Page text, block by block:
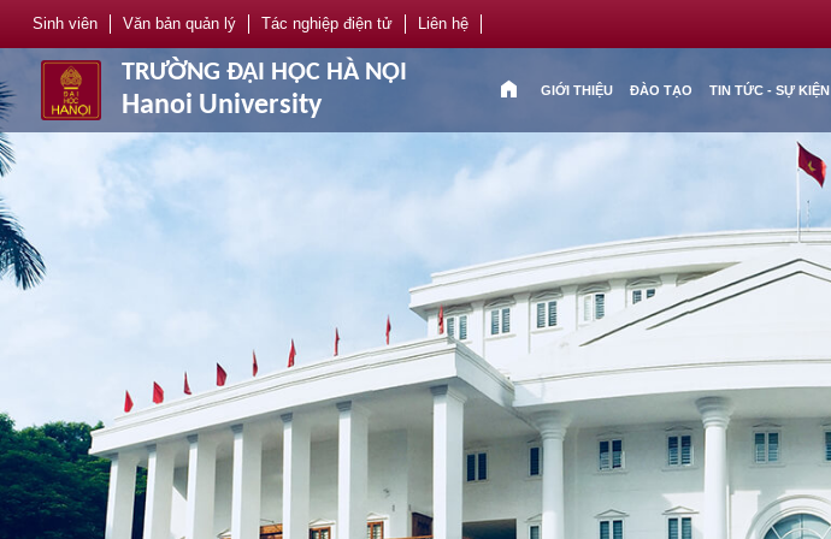
Sinh viên Văn bản quản lý Tác nghiệp điện tử Liên hệ
TRƯỜNG ĐẠI HỌC HÀ NỘI
Hanoi University
home GIỚI THIỆU ĐÀO TẠO TIN TỨC - SỰ KIỆN